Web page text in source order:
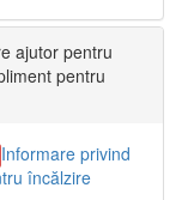
ajutor pentru
pentru
Informare privind
încălzire